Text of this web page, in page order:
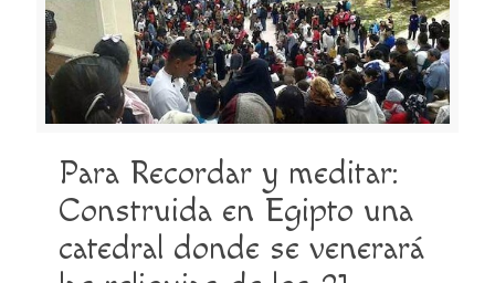
Para Recordar y meditar:
Construida en Egipto una
catedral donde se venerará